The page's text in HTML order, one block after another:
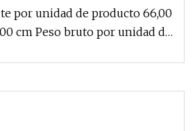
ventilador con Control
por unidad de producto 66,00
cm Peso bruto por unidad de